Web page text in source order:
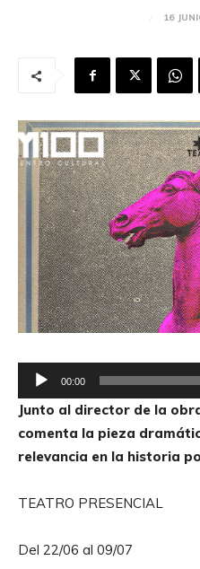
16
e
p
r
o
u
t
00:00
Junto al director de la
comenta la pieza
relevancia en la historia
TEATRO PRESENCIAL
Del 22/06 al 09/07